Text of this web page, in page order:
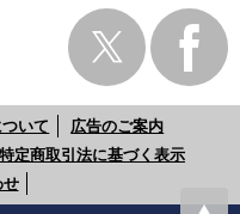
いて
広告のご案内
特定商取引法に基づく表示
せ